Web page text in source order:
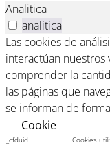
Analitica
analitica
Las cookies de
interactúan nuestros
comprender la
las páginas que
se informan de
Cookie
_cfduid Cookies